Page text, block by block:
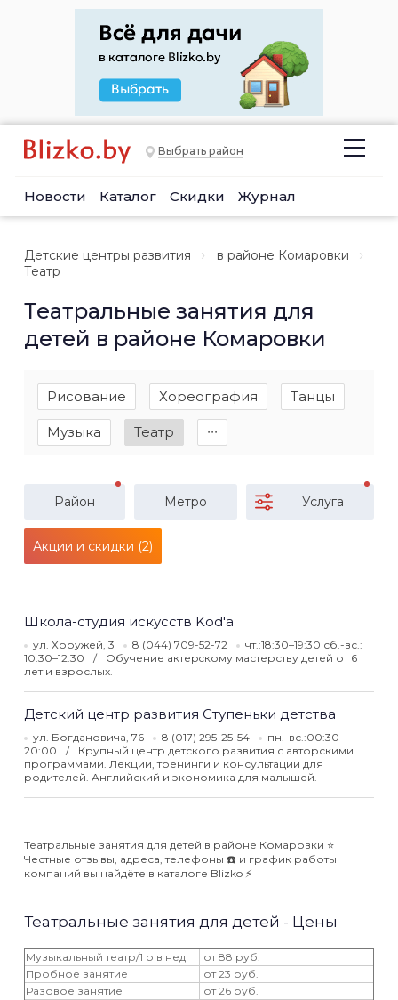
Выбрать район
Новости Каталог Скидки Журнал
Детские центры развития
в районе Комаровки
Театр
Театральные занятия для
детей в районе Комаровки
Рисование Хореография Танцы
Музыка Театр ∙∙∙
Район Метро Услуга
Акции и скидки (2)
Школа-студия искусств Kod'a
ул. Хоружей, 3 8 (044) 709-52-72
чт.:18:30–19:30 сб.-вс.:
10:30–12:30
Обучение актерcкому мастерству детей от 6
лет и взрослых.
Детский центр развития Ступеньки детства
ул. Богдановича, 76 8 (017) 295-25-54
пн.-вс.:00:30–
20:00
Крупный центр детского развития с авторскими
программами. Лекции, тренинги и консультации для
родителей. Английский и экономика для малышей.
Театральные занятия для детей в районе Комаровки ⭐️
Честные отзывы, адреса, телефоны ☎️ и график работы
компаний вы найдёте в каталоге Blizko ⚡️
Театральные занятия для детей - Цены
Музыкальный театр/1 р в нед
от 88 руб.
Пробное занятие
от 23 руб.
Разовое занятие
от 26 руб.